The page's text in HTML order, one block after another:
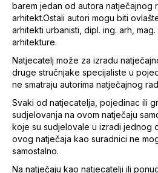
barem jedan od autora natječajnog
arhitekt.Ostali autori mogu biti
arhitekti urbanisti, dipl. ing. arh,
arhitekture.
Natjecatelj može za izradu
druge stručnjake specijaliste u
ne smatraju autorima natječajnog
Svaki od natjecatelja, pojedinac ili
sudjelovanja na ovom natječaju
koje su sudjelovale u izradi jednog
ovog natječaja kao suradnici ne
samostalno.
Na natječaju kao natjecatelji ili